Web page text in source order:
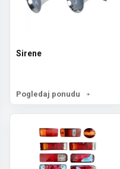
Sirene
Pogledaj ponudu